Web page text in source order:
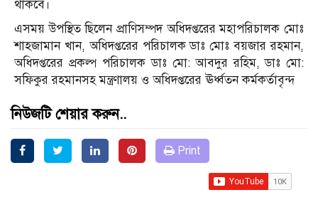
থাকবে।
এসময় উপস্থিত ছিলেন প্রাণিসম্পদ অধিদপ্তরের মহাপরিচালক মোঃ
শাহজামান খান, অধিদপ্তরের পরিচালক ডাঃ মোঃ বয়জার রহমান,
অধিদপ্তরের প্রকল্প পরিচালক ডাঃ মো: আবদুর রহিম, ডাঃ মো:
সফিকুর রহমানসহ মন্ত্রণালয় ও অধিদপ্তরের ঊর্ধ্বতন কর্মকর্তাবৃন্দ
নিউজটি শেয়ার করুন..
Print